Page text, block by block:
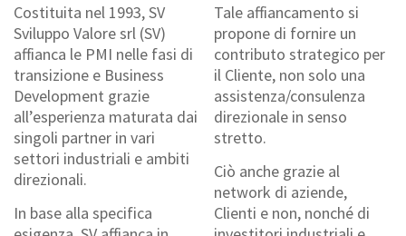
Costituita nel 1993, SV
Sviluppo Valore srl (SV)
affianca le PMI nelle fasi di
transizione e Business
Development grazie
all’esperienza maturata dai
singoli partner in vari
settori industriali e ambiti
direzionali.
In base alla specifica
Tale affiancamento si
propone di fornire un
contributo strategico per
il Cliente, non solo una
assistenza/consulenza
direzionale in senso
stretto.
Ciò anche grazie al
network di aziende,
Clienti e non, nonché di